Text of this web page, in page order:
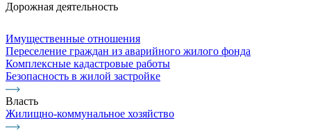
Дорожная деятельность
Имущественные отношения
Переселение граждан из аварийного жилого фонда
Комплексные кадастровые работы
Безопасность в жилой застройке
Власть
Жилищно-коммунальное хозяйство